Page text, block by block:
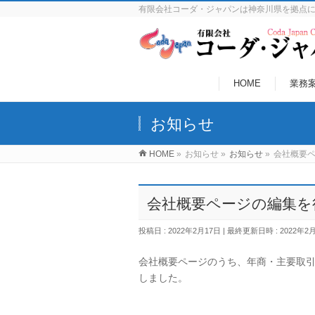
有限会社コーダ・ジャパンは神奈川県を拠点
HOME 業務
お知らせ
HOME » お知らせ » お知らせ » 会社概要
会社概要ページの編集
投稿日 : 2022年2月17日 最終更新日時 : 2022年2
会社概要ページのうち、年商・主要取
しました。